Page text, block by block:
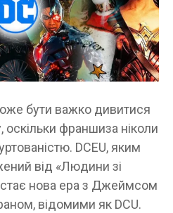
бути важко дивитися
франшиза ніколи
DCEU, яким
від «Людини зі
нова ера з Джеймсом
відомими як DCU.